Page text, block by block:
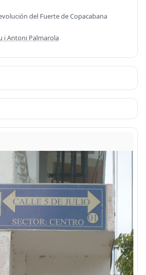
del Fuerte de Copacabana
i Antoni Palmarola